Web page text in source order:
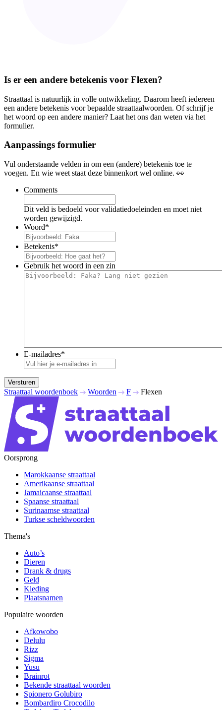
Is er een andere betekenis voor Flexen?
Straattaal is natuurlijk in volle ontwikkeling. Daarom heeft iedereen
een andere betekenis voor bepaalde straattaalwoorden. Of schrijf je
het woord op een andere manier? Laat het ons dan weten via het
formulier.
Aanpassings formulier
Vul onderstaande velden in om een (andere) betekenis toe te
voegen. En wie weet staat deze binnenkort wel online. 👀
Comments
Dit veld is bedoeld voor validatiedoeleinden en moet niet
worden gewijzigd.
Woord*
Betekenis*
Gebruik het woord in een zin
E-mailadres*
Versturen
Straattaal woordenboek Woorden F Flexen
Oorsprong
Marokkaanse straattaal
Amerikaanse straattaal
Jamaicaanse straattaal
Spaanse straattaal
Surinaamse straattaal
Turkse scheldwoorden
Thema's
Auto’s
Dieren
Drank & drugs
Geld
Kleding
Plaatsnamen
Populaire woorden
Afkowobo
Delulu
Rizz
Sigma
Yusu
Brainrot
Bekende straattaal woorden
Spionero Golubiro
Bombardiro Crocodilo